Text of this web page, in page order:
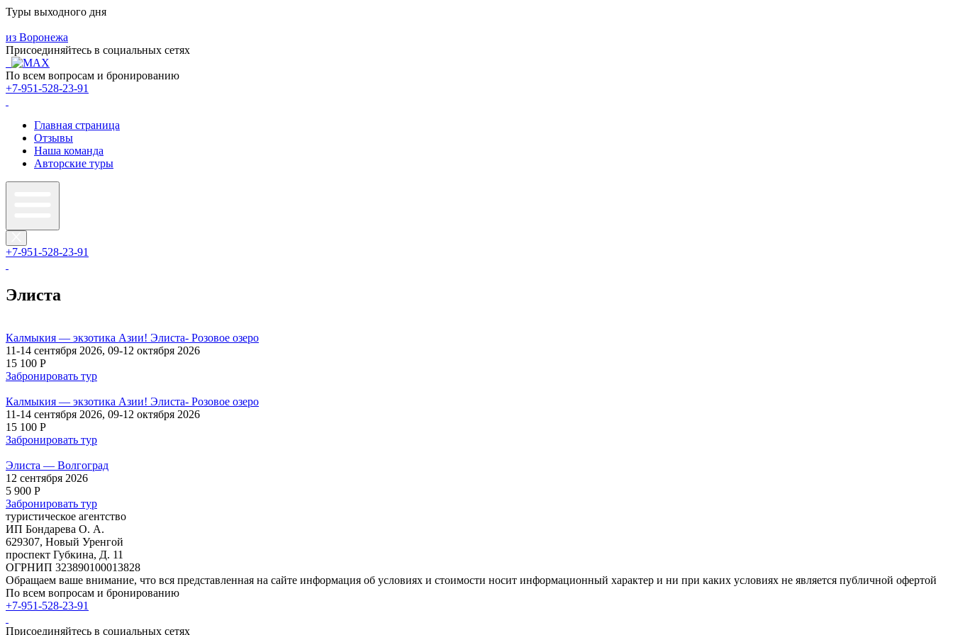
Туры выходного дня
из Воронежа
Присоединяйтесь в социальных сетях
По всем вопросам и бронированию
+7-951-528-23-91
Главная страница
Отзывы
Наша команда
Авторские туры
+7-951-528-23-91
Элиста
Калмыкия — экзотика Азии! Элиста- Розовое озеро
11-14 сентября 2026, 09-12 октября 2026
15 100 P
Забронировать тур
Калмыкия — экзотика Азии! Элиста- Розовое озеро
11-14 сентября 2026, 09-12 октября 2026
15 100 P
Забронировать тур
Элиста — Волгоград
12 сентября 2026
5 900 P
Забронировать тур
туристическое агентство
ИП Бондарева О. А.
629307, Новый Уренгой
проспект Губкина, Д. 11
ОГРНИП 323890100013828
Обращаем ваше внимание, что вся представленная на сайте информация об условиях и стоимости носит информационный характер и ни при каких условиях не является публичной офертой
По всем вопросам и бронированию
+7-951-528-23-91
Присоединяйтесь в социальных сетях